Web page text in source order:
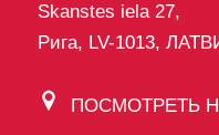
Skanstes iela 27,
Рига, LV-1013,
ПОСМОТРЕТЬ